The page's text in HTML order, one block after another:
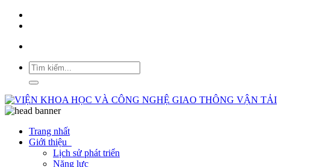
Trang nhất
Giới thiệu
Lịch sử phát triển
Năng lực